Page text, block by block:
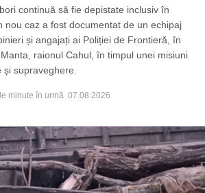
continuă să fie depistate inclusiv în
nou caz a fost documentat de un echipaj
și angajați ai Poliției de Frontieră, în
raionul Cahul, în timpul unei misiuni
și supraveghere.
minute în urmă 07.08.2026